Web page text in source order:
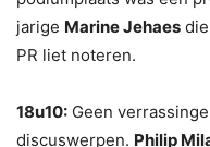
jarige Marine Jehaes
PR liet noteren.
18u10: Geen
discuswerpen. Philip